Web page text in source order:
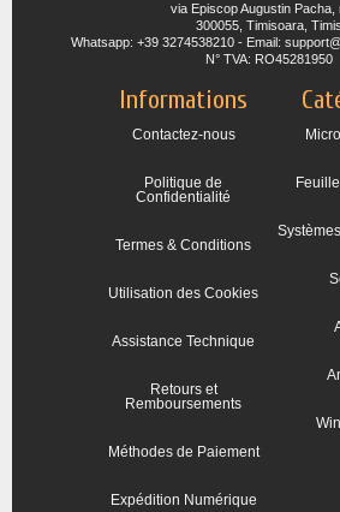
via Episcop Augustin Pacha,
300055, Timisoara, Timis
Whatsapp: +39 3274538210 - Email:
N° TVA: RO45281950
Informations
Contactez-nous
Politique de
Confidentialité
Termes & Conditions
Utilisation des Cookies
Assistance Technique
Retours et
Remboursements
Méthodes de Paiement
Expédition Numérique